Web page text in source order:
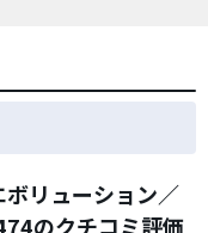
リューション／
のクチコミ評価